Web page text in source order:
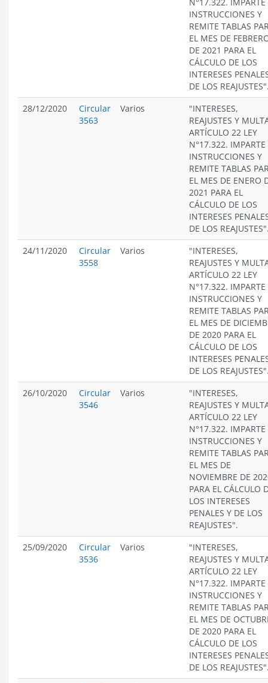
INSTRUCCIONES Y
REMITE TABLAS
EL MES DE
DE 2021 PARA EL
CÁLCULO DE LOS
INTERESES
DE LOS
28/12/2020
Circular
3563
Varios
"INTERESES,
REAJUSTES Y
ARTÍCULO 22 LEY
N°17.322. IMPARTE
INSTRUCCIONES Y
REMITE TABLAS
EL MES DE ENERO
2021 PARA EL
CÁLCULO DE LOS
INTERESES
DE LOS
24/11/2020
Circular
3558
Varios
"INTERESES,
REAJUSTES Y
ARTÍCULO 22 LEY
N°17.322. IMPARTE
INSTRUCCIONES Y
REMITE TABLAS
EL MES DE
DE 2020 PARA EL
CÁLCULO DE LOS
INTERESES
DE LOS
26/10/2020
Circular
3546
Varios
"INTERESES,
REAJUSTES Y
ARTÍCULO 22 LEY
N°17.322. IMPARTE
INSTRUCCIONES Y
REMITE TABLAS
EL MES DE
NOVIEMBRE DE
PARA EL CÁLCULO
LOS INTERESES
PENALES Y DE LOS
REAJUSTES".
25/09/2020
Circular
3536
Varios
"INTERESES,
REAJUSTES Y
ARTÍCULO 22 LEY
N°17.322. IMPARTE
INSTRUCCIONES Y
REMITE TABLAS
EL MES DE
DE 2020 PARA EL
CÁLCULO DE LOS
INTERESES
DE LOS